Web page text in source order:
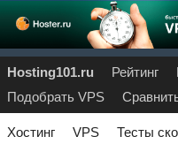
Hosting101.ru Рейтинг
Подобрать VPS
Хостинг VPS Тесты